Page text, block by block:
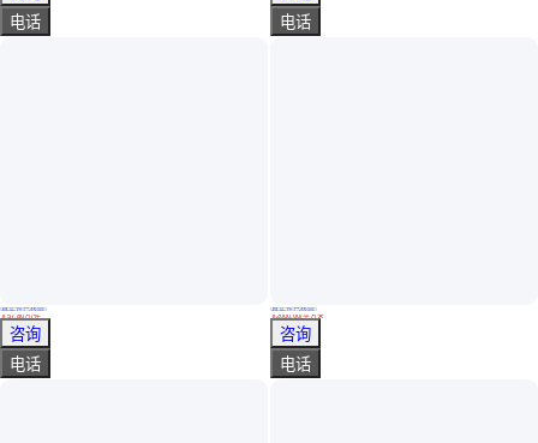
电话
氧氯化锆蒸发浓缩设备 济晗 氧氯化锆蒸发器 氧氯化锆结晶装置 全自动
真实性已核验
￥57.80万/件
浙江杭州
咨询
电话
电话
兆辉 5吨钢衬四氟双锥回转反应釜 耐盐酸硫酸氢氟酸 石英酸洗提纯
真实性已核验
￥2000 .00/平方米
湖南岳阳
咨询
电话